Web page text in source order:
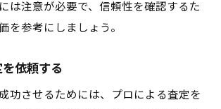
は注意が必要で、信頼性を確認するた
を参考にしましょう。
依頼する
功させるためには、プロによる査定を